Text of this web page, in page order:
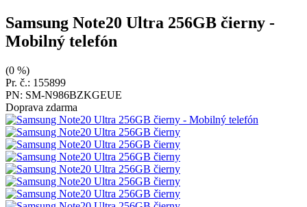
Samsung Note20 Ultra 256GB čierny -
Mobilný telefón
(0 %)
Pr. č.: 155899
PN: SM-N986BZKGEUE
Doprava zdarma